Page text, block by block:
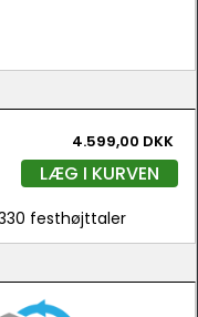
4.599,00 DKK
LÆG I KURVEN
festhøjttaler